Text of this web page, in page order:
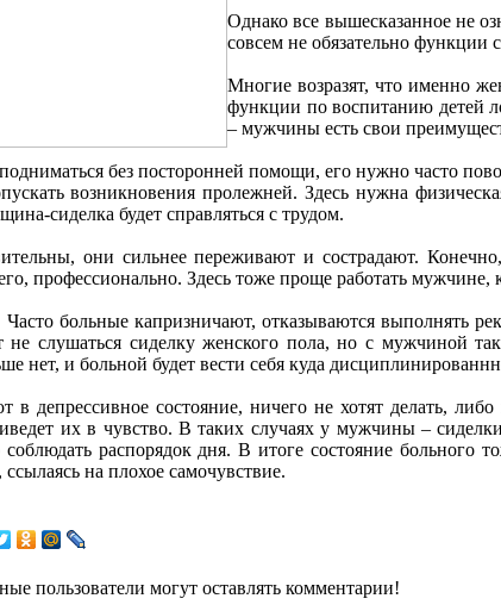
Однако все вышесказанное не
совсем не обязательно
Многие возразят, что именно
функции по воспитанию детей
– мужчины есть свои
без посторонней помощи, его нужно часто
возникновения пролежней. Здесь нужна
сиделка будет справляться с трудом.
они сильнее переживают и сострадают.
профессионально. Здесь тоже проще работать
больные капризничают, отказываются выполнять
не слушаться сиделку женского пола, но с мужчиной
нет, и больной будет вести себя куда
в депрессивное состояние, ничего не хотят делать,
их в чувство. В таких случаях у мужчины –
соблюдать распорядок дня. В итоге состояние
на плохое самочувствие.
пользователи могут оставлять комментарии!